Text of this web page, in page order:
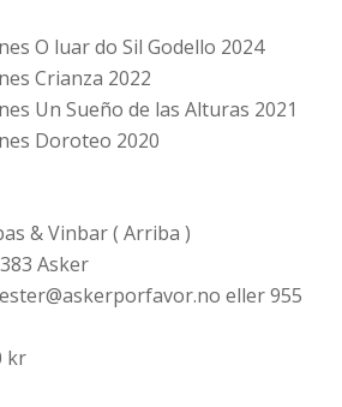
O luar do Sil Godello 2024
Crianza 2022
Un Sueño de las Alturas 2021
Doroteo 2020
& Vinbar ( Arriba )
Asker
eller 955
kr